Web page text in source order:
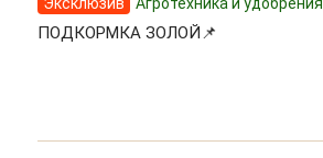
ПОДКОРМКА ЗОЛОЙ📌